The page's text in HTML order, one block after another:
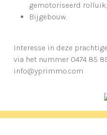
gemotoriseerd rolluik;
Bijgebouw.
Interesse in deze
via het nummer 0474 85
info@yprimmo.com